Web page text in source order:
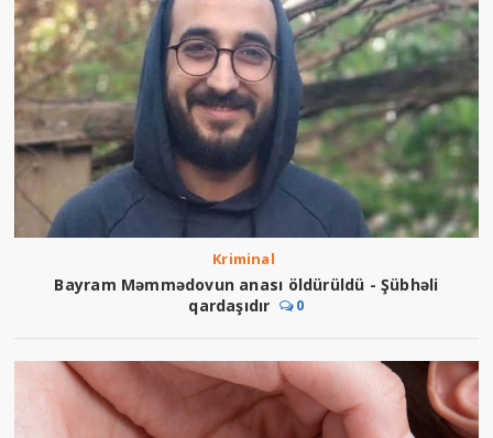
Kriminal
Bayram Məmmədovun anası öldürüldü - Şübhəli
qardaşıdır
0